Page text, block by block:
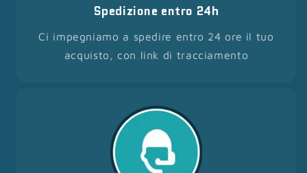
Spedizione entro 24h
Ci impegniamo a spedire entro 24 ore il tuo
acquisto, con link di tracciamento